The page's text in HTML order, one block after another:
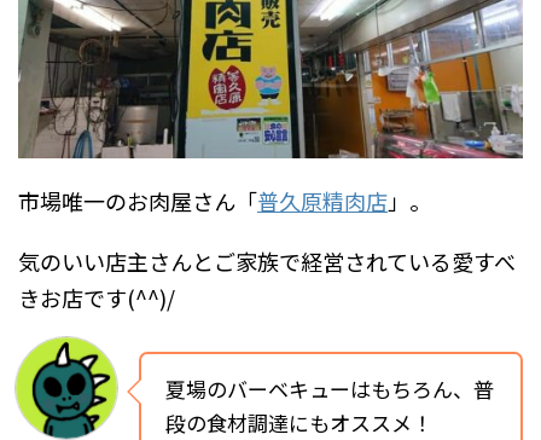
市場唯一のお肉屋さん「普久原精肉店」。
気のいい店主さんとご家族で経営されている愛すべ
きお店です(^^)/
夏場のバーベキューはもちろん、普
段の食材調達にもオススメ！